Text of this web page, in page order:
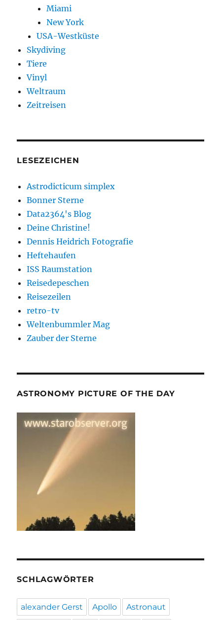
Miami
New York
USA-Westküste
Skydiving
Tiere
Vinyl
Weltraum
Zeitreisen
LESEZEICHEN
Astrodicticum simplex
Bonner Sterne
Data2364's Blog
Deine Christine!
Dennis Heidrich Fotografie
Heftehaufen
ISS Raumstation
Reisedepeschen
Reisezeilen
retro-tv
Weltenbummler Mag
Zauber der Sterne
ASTRONOMY PICTURE OF THE DAY
SCHLAGWÖRTER
alexander Gerst Apollo Astronaut